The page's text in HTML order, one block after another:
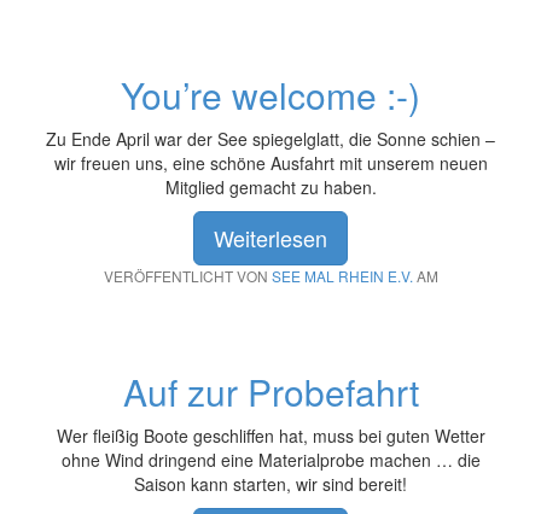
You’re welcome :-)
Zu Ende April war der See spiegelglatt, die Sonne schien –
wir freuen uns, eine schöne Ausfahrt mit unserem neuen
Mitglied gemacht zu haben.
Weiterlesen
VERÖFFENTLICHT VON SEE MAL RHEIN E.V. AM
Auf zur Probefahrt
Wer fleißig Boote geschliffen hat, muss bei guten Wetter
ohne Wind dringend eine Materialprobe machen … die
Saison kann starten, wir sind bereit!